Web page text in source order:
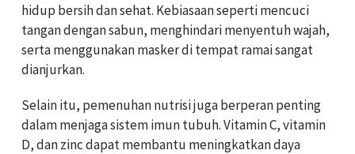
hidup bersih dan sehat. Kebiasaan seperti mencuci
tangan dengan sabun, menghindari menyentuh wajah,
serta menggunakan masker di tempat ramai sangat
dianjurkan.
Selain itu, pemenuhan nutrisi juga berperan penting
dalam menjaga sistem imun tubuh. Vitamin C, vitamin
D, dan zinc dapat membantu meningkatkan daya